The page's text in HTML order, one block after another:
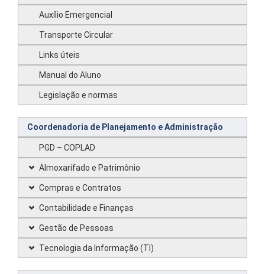
Auxílio Emergencial
Transporte Circular
Links úteis
Manual do Aluno
Legislação e normas
Coordenadoria de Planejamento e Administração
PGD – COPLAD
Almoxarifado e Patrimônio
Compras e Contratos
Contabilidade e Finanças
Gestão de Pessoas
Tecnologia da Informação (TI)